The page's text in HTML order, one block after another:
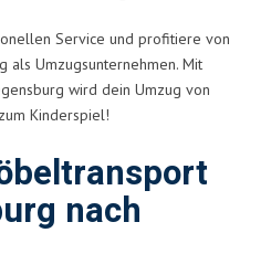
Service und profitiere von
als Umzugsunternehmen. Mit
wird dein Umzug von
Kinderspiel!
nach